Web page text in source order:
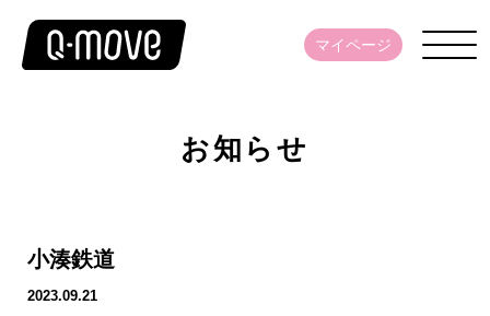
マイページ
お知らせ
小湊鉄道
2023.09.21